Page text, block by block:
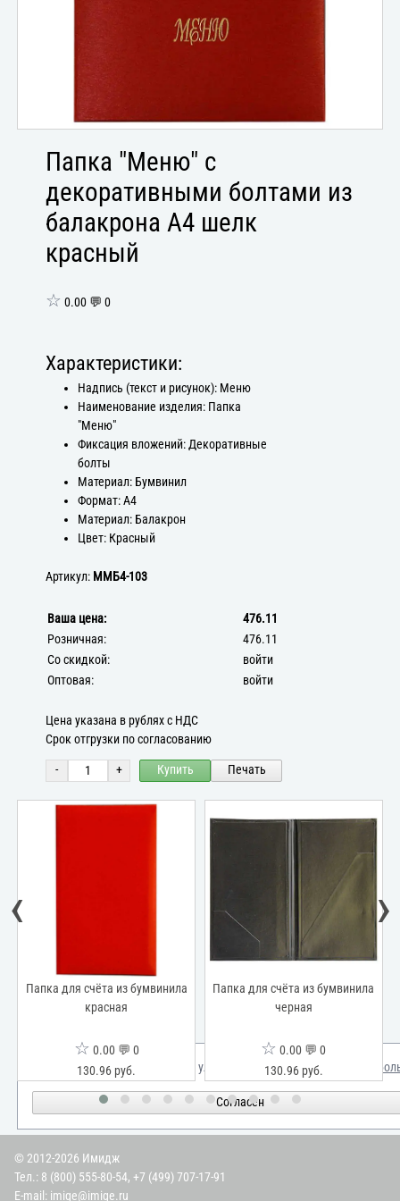
Папка "Меню" с
декоративными болтами из
балакрона А4 шелк
красный
☆ 0.00 💬 0
Характеристики:
Надпись (текст и рисунок): Меню
Наименование изделия: Папка
"Меню"
Фиксация вложений: Декоративные
болты
Материал: Бумвинил
Формат: А4
Материал: Балакрон
Цвет: Красный
Артикул: ММБ4-103
Ваша цена:
476.11
Розничная:
476.11
Со скидкой:
войти
Оптовая:
войти
Цена указана в рублях с НДС
Срок отгрузки по согласованию
- + Купить Печать
Папка для счёта из бумвинила
красная
☆ 0.00 💬 0
130.96 руб.
Папка для счёта из бумвинила
черная
☆ 0.00 💬 0
130.96 руб.
‹ ›
Мы используем куки для улучшения вашего опыта. Узнать
Согласен
© 2012-2026 Имидж
Тел.: 8 (800) 555-80-54, +7 (499) 707-17-91
E-mail: imige@imige.ru